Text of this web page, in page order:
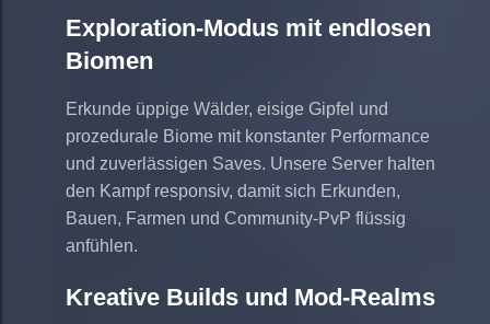
Exploration-Modus mit endlosen
Biomen
Erkunde üppige Wälder, eisige Gipfel und
prozedurale Biome mit konstanter Performance
und zuverlässigen Saves. Unsere Server halten
den Kampf responsiv, damit sich Erkunden,
Bauen, Farmen und Community-PvP flüssig
anfühlen.
Kreative Builds und Mod-Realms